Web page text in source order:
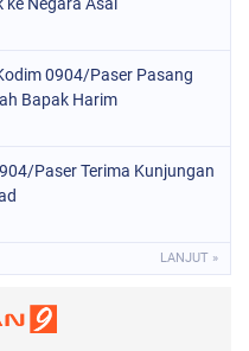
0904/Paser Pasang
Bapak Harim
Paser Terima Kunjungan
LANJUT »